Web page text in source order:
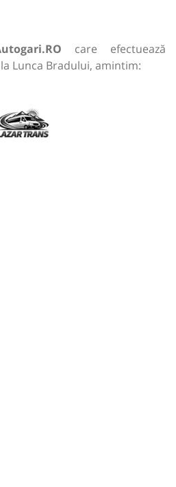
care efectuează
Lunca Bradului, amintim: